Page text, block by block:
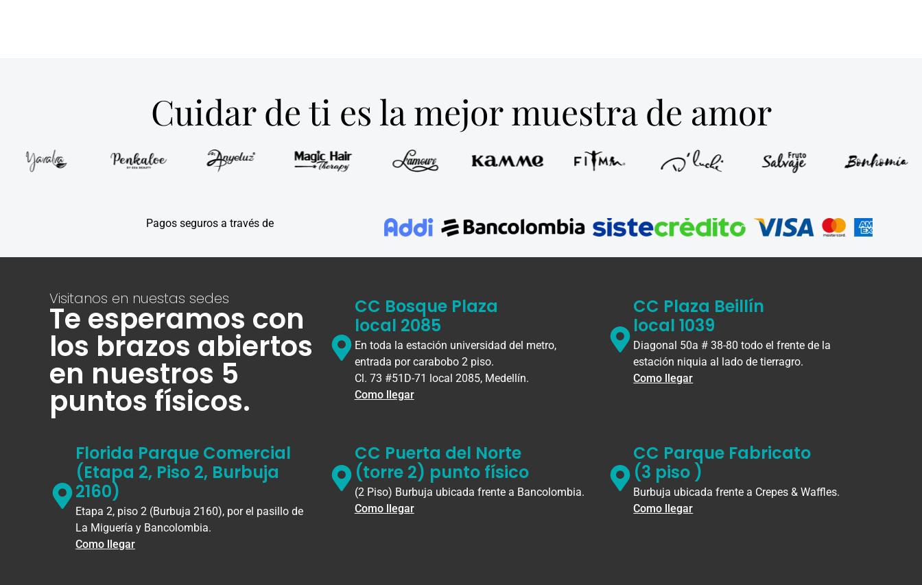
Cuidar de ti es la mejor muestra de amor
Pagos seguros a través de
Visitanos en nuestas sedes
Te esperamos con
los brazos abiertos
en nuestros 5
puntos físicos.
CC Bosque Plaza
local 2085
En toda la estación universidad del metro,
entrada por carabobo 2 piso.
Cl. 73 #51D-71 local 2085, Medellín.
Como llegar
CC Plaza Beillín
local 1039
Diagonal 50a # 38-80 todo el frente de la
estación niquia al lado de tierragro.
Como llegar
Florida Parque Comercial
(Etapa 2, Piso 2, Burbuja
2160)
Etapa 2, piso 2 (Burbuja 2160), por el pasillo de
La Miguería y Bancolombia.
Como llegar
CC Puerta del Norte
(torre 2) punto físico
(2 Piso) Burbuja ubicada frente a Bancolombia.
Como llegar
CC Parque Fabricato
(3 piso )
Burbuja ubicada frente a Crepes & Waffles.
Como llegar